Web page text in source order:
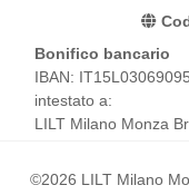
Bonifico bancario
IBAN:
intestato a:
LILT Milano Monza
©2026 LILT Milano